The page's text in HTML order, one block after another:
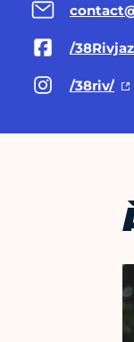
/
/38riv/